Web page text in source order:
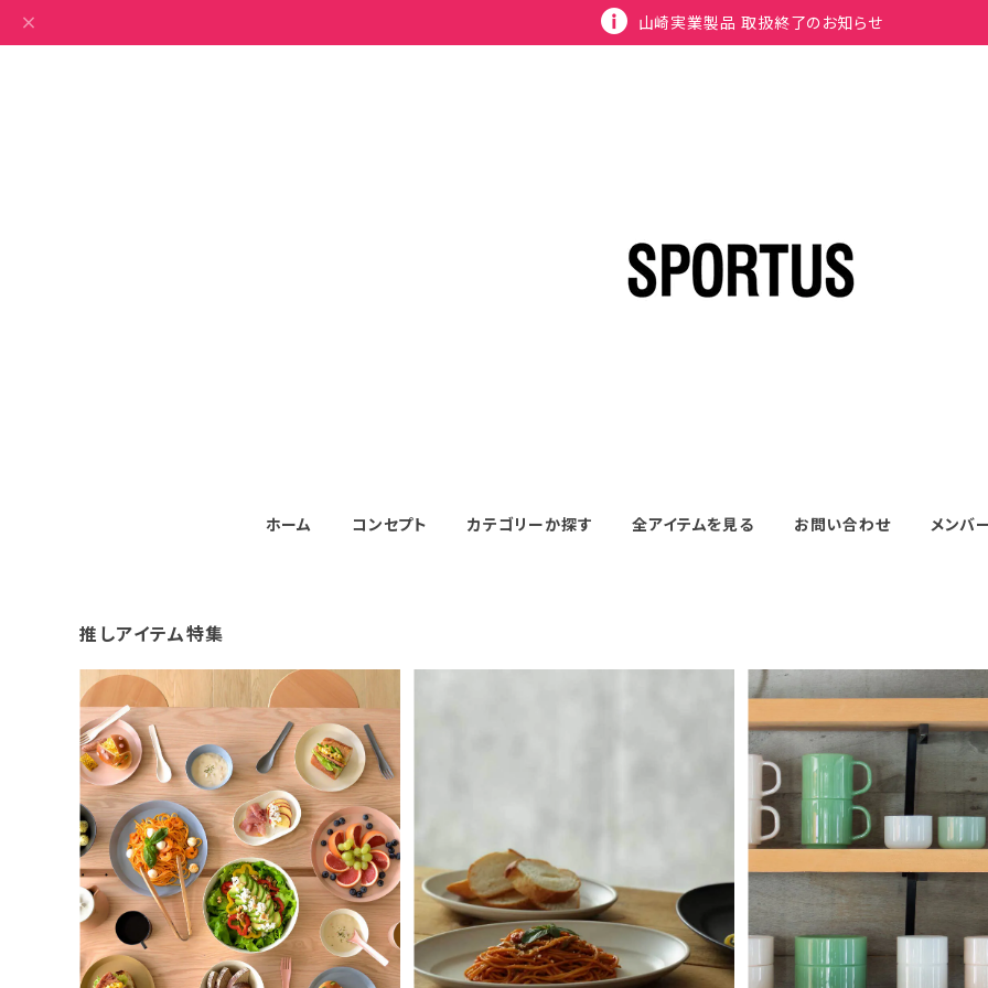
山崎実業製品 取扱終了のお知らせ
ホーム コンセプト カテゴリーか探す 全アイテムを見る お問い合わせ メンバ
推しアイテム特集